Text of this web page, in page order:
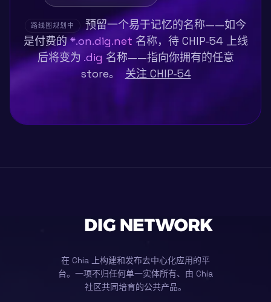
路线图规划中
预留一个易于记忆的名称——如今
是付费的*.on.dig.net 名称，待 CHIP-54 上线
后将变为 .dig 名称——指向你拥有的任意
store。
关注 CHIP-54
在 Chia 上构建和发布去中心化应用的平
台。一项不归任何单一实体所有、由 Chia
社区共同培育的公共产品。